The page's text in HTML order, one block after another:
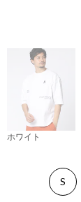
ホワイト
S